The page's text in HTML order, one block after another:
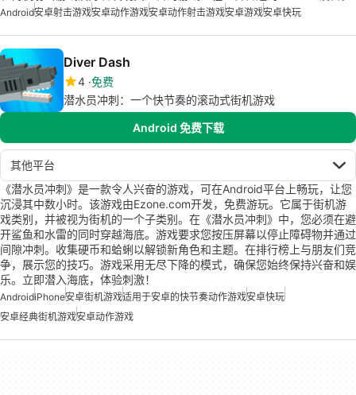
Android安卓射击游戏安卓动作游戏安卓动作射击游戏安卓游戏安卓快玩
Diver Dash
4 免费
潜水员冲刺：一个快节奏的滚动式街机游戏
Android 免费下载
其他平台
《潜水员冲刺》是一款令人兴奋的游戏，可在Android平台上畅玩，让您
沉浸其中数小时。该游戏由Ezone.com开发，免费游玩。它属于街机游
戏类别，并被视为街机的一个子类别。在《潜水员冲刺》中，您必须在避
开鲨鱼和水雷的同时穿越海底。游戏要求您按压屏幕以停止障碍物并通过
间隙冲刺。收集硬币和蛤蜊以解锁新角色和主题。在排行榜上与朋友们竞
争，展示您的技巧。游戏采用无尽下降的模式，确保您始终保持兴奋和娱
乐。立即潜入海底，体验刺激！
AndroidiPhone安卓街机游戏适用于安卓的快节奏动作游戏安卓快玩
安卓经典街机游戏安卓动作游戏